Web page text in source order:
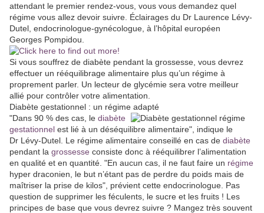
attendant le premier rendez-vous, vous vous demandez quel
régime vous allez devoir suivre. Éclairages du Dr Laurence Lévy-
Dutel, endocrinologue-gynécologue, à l’hôpital européen
Georges Pompidou.
Si vous souffrez de diabète pendant la grossesse, vous devrez
effectuer un rééquilibrage alimentaire plus qu’un régime à
proprement parler. Un lecteur de glycémie sera votre meilleur
allié pour contrôler votre alimentation.
Diabète gestationnel : un régime adapté
"Dans 90 % des cas, le diabète
gestationnel est lié à un déséquilibre alimentaire", indique le
Dr Lévy-Dutel. Le régime alimentaire conseillé en cas de diabète
pendant la grossesse consiste donc à rééquilibrer l’alimentation
en qualité et en quantité. "En aucun cas, il ne faut faire un régime
hyper draconien, le but n’étant pas de perdre du poids mais de
maîtriser la prise de kilos", prévient cette endocrinologue. Pas
question de supprimer les féculents, le sucre et les fruits ! Les
principes de base que vous devrez suivre ? Mangez très souvent